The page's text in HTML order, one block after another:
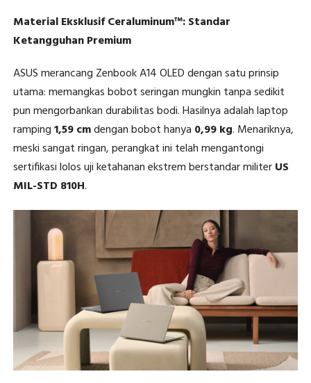
Material Eksklusif Ceraluminum™: Standar
Ketangguhan Premium
ASUS merancang Zenbook A14 OLED dengan satu prinsip
utama: memangkas bobot seringan mungkin tanpa sedikit
pun mengorbankan durabilitas bodi. Hasilnya adalah laptop
ramping1,59 cmdengan bobot hanya 0,99 kg. Menariknya,
meski sangat ringan, perangkat ini telah mengantongi
sertifikasi lolos uji ketahanan ekstrem berstandar militerUS
MIL-STD 810H.